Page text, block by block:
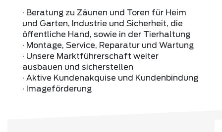
· Beratung zu Zäunen und Toren für Heim
und Garten, Industrie und Sicherheit, die
öffentliche Hand, sowie in der Tierhaltung
· Montage, Service, Reparatur und Wartung
· Unsere Marktführerschaft weiter
ausbauen und sicherstellen
· Aktive Kundenakquise und Kundenbindung
· Imageförderung